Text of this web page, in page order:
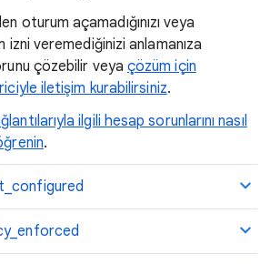
oturum açamadığınızı veya
izni veremediğinizi anlamanıza
çözebilir veya çözüm için
iletişim kurabilirsiniz.
ilgili hesap sorunlarını nasıl
.